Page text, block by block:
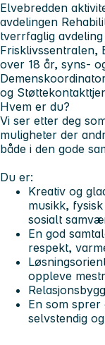
Elvebredden
avdelingen
tverrfaglig
Frisklivssentralen,
over 18 år, syns-
og
Hvem er du?
Vi ser etter deg
muligheter der
både i den gode
Du er:
Kreativ og
musikk,
sosialt
En god
respekt,
oppleve
En som sprer
selvstendig